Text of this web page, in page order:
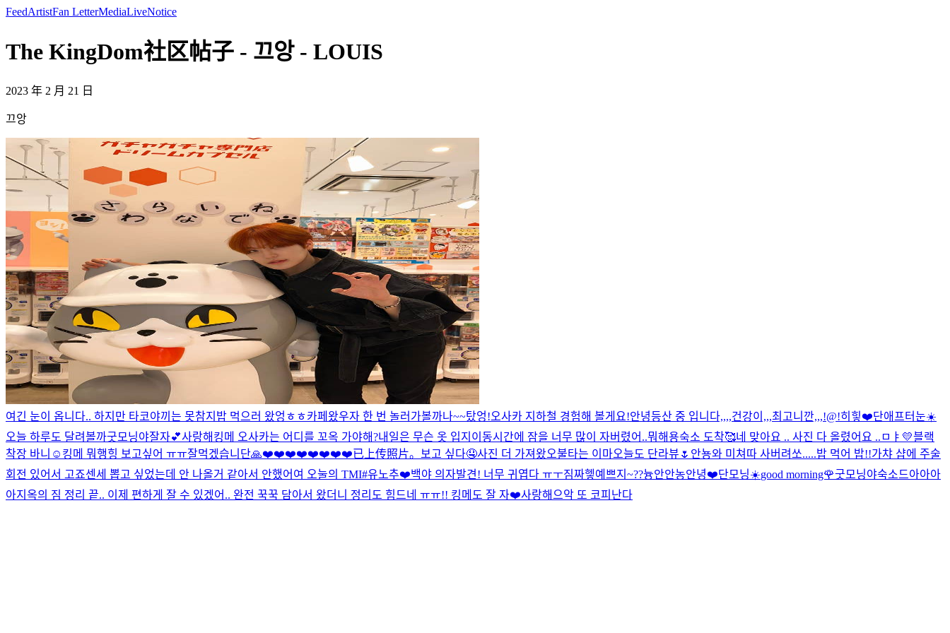
FeedArtistFan LetterMediaLiveNotice
The KingDom社区帖子 - 끄앙 - LOUIS
2023 年 2 月 21 日
끄앙
여긴 눈이 옵니다.. 하지만 타코야끼는 못참지 밥 먹으러 왔엉ㅎㅎ카페왔우자 한 번 놀러가볼까나~~탔엉!오사카 지하철 경험해 볼게요!안녕등산 중 입니다,,,,건강이,,,최고니깐,,,!@!히힣❤️단애프터눈☀️
오늘 하루도 달려볼까굿모닝야잘자💕사랑해 킹메 오사카는 어디를 꼬옥 가야해?내일은 무슨 옷 입지 이동시간에 잠을 너무 많이 자버렸어..뭐해용숙소 도착🥰네 맞아요 .. 사진 다 올렸어요 .. ㅁㅑ💛블랙
착장 바니☺️ 킹메 뭐행힝 보고싶어 ㅠㅠ잘먹겠습니단🙏❤️❤️❤️❤️❤️❤️❤️❤️已上传照片。 보고 싶다🤤사진 더 가져왔오불타는 이마오늘도 단라뷰🌷 안뇽와 미쳐따 사버려쏘.....밥 먹어 밥!!가챠 샵에 주술
회전 있어서 고죠센세 뽑고 싶었는데 안 나올거 같아서 안했어여 오눌의 TMI#유노추❤️백야 의자발견! 너무 귀엽다 ㅠㅜ짐짜헿예쁘지~??늉안안농안녕❤️단모닝☀️good morning🌹굿모닝야숙소드아아아
아지옥의 짐 정리 끝.. 이제 편하게 잘 수 있겠어.. 완전 꾹꾹 담아서 왔더니 정리도 힘드네 ㅠㅠ!! 킹메도 잘 자❤️사랑해 으악 또 코피난다